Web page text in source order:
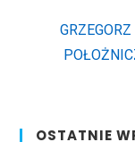
OSTATNIE